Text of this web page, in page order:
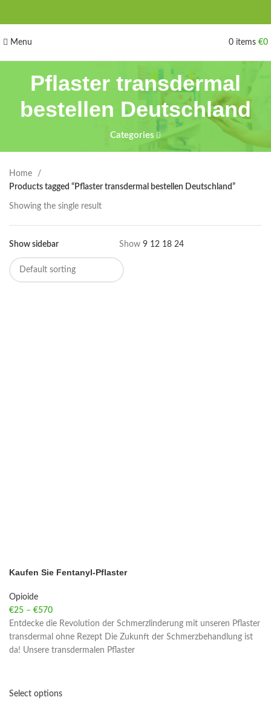
Menu 0 items €0
Pflaster transdermal
bestellen Deutschland
Categories
Home
Products tagged “Pflaster transdermal bestellen Deutschland”
Showing the single result
Show sidebar Show 9 12 18 24
Kaufen Sie Fentanyl-Pflaster
Opioide
€25 – €570
Entdecke die Revolution der Schmerzlinderung mit unseren Pflaster
transdermal ohne Rezept Die Zukunft der Schmerzbehandlung ist
da! Unsere transdermalen Pflaster
Select options